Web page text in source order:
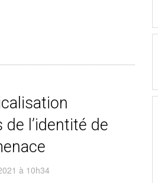
l’identité de
à 10h34